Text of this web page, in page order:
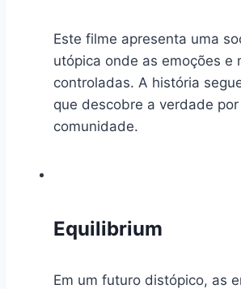
Este filme apresenta uma
utópica onde as emoções e
controladas. A história
que descobre a verdade
comunidade.
Equilibrium
Em um futuro distópico, as